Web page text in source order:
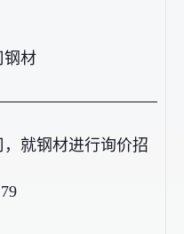
钢材
就钢材进行询价招